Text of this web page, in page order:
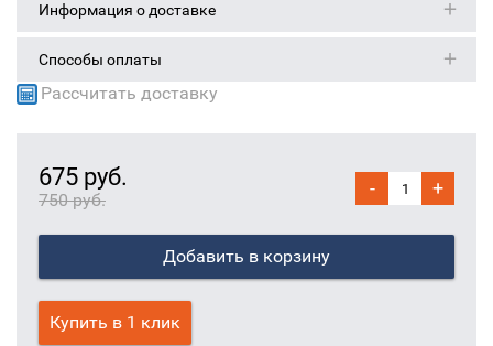
Информация о доставке
Способы оплаты
Рассчитать доставку
675 руб.
750 руб.
- +
Добавить в корзину
Купить в 1 клик